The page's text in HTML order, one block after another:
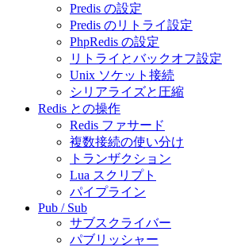
Predis の設定
Predis のリトライ設定
PhpRedis の設定
リトライとバックオフ設定
Unix ソケット接続
シリアライズと圧縮
Redis との操作
Redis ファサード
複数接続の使い分け
トランザクション
Lua スクリプト
パイプライン
Pub / Sub
サブスクライバー
パブリッシャー